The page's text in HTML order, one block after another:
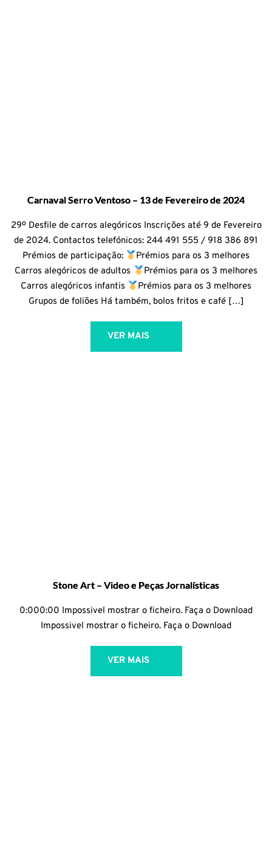
Carnaval Serro Ventoso – 13 de Fevereiro de 2024
29º Desfile de carros alegóricos Inscrições até 9 de Fevereiro
de 2024. Contactos telefónicos: 244 491 555 / 918 386 891
Prémios de participação:
Prémios para os 3 melhores
Carros alegóricos de adultos
Prémios para os 3 melhores
Carros alegóricos infantis
Prémios para os 3 melhores
Grupos de foliões Há também, bolos fritos e café […]
VER MAIS
Stone Art – Video e Peças Jornalísticas
0:000:00 Impossivel mostrar o ficheiro. Faça o Download
Impossivel mostrar o ficheiro. Faça o Download
VER MAIS